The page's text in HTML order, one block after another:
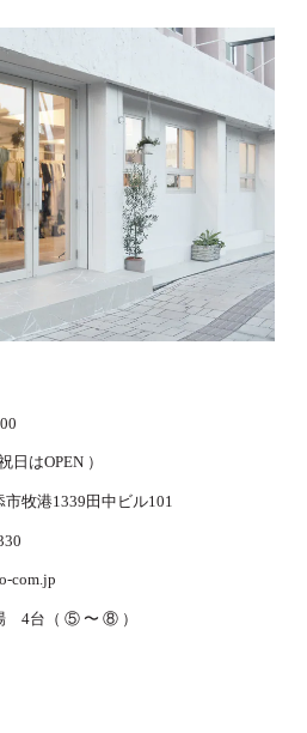
日はOPEN ）
市牧港1339田中ビル101
com.jp
4台（ ⑤ 〜 ⑧ ）